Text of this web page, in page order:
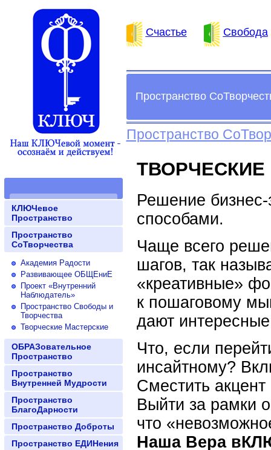
КЛЮЧевое
Пространство
Пространство
СоТворчества
Академия Радости
Развивающее ОБЩЕниЕ
Проект «Внутренний
Наблюдатель»
Пространство Свободы и
Творчества
Творческие Мастерские
ОБРАЗовательное
Пространство
Пространство
Внутренней Мудрости
Пространство
БлагоДарности
Пространство Доброты
Пространство ЕДИНения
Счастье Свобода
Пространство
Пространство
Решение
способами.
Чаще всего
шагов, так
«креативные»
к пошаговому
дают
Что, если
инсайтному?
Сместить
Выйти за рамки
что
Наша Вера